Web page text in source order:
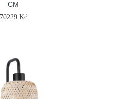
CM
70229 Kč